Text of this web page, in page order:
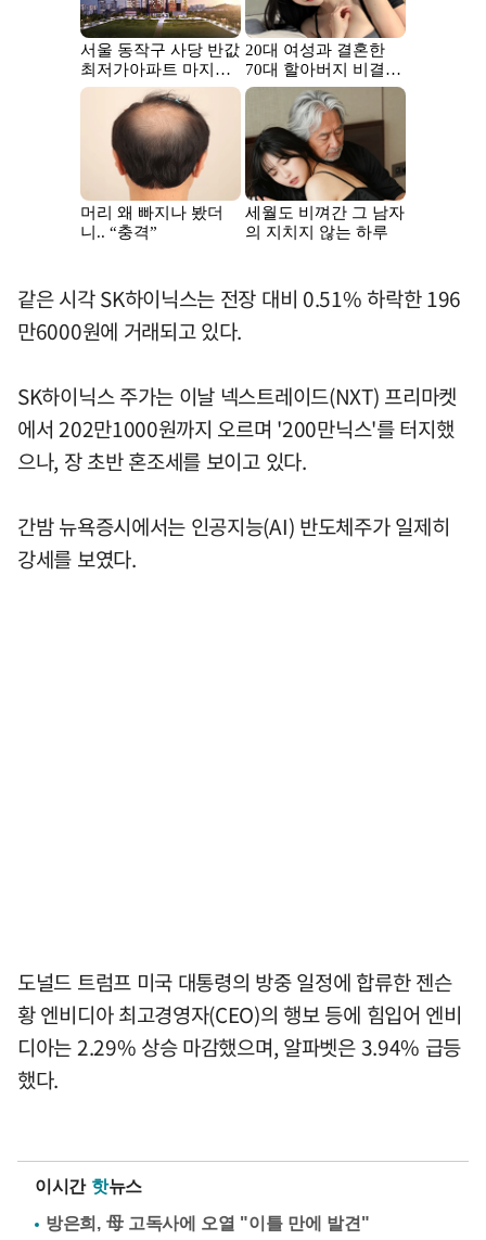
같은 시각 SK하이닉스는 전장 대비 0.51% 하락한 196
만6000원에 거래되고 있다.
SK하이닉스 주가는 이날 넥스트레이드(NXT) 프리마켓
에서 202만1000원까지 오르며 '200만닉스'를 터지했
으나, 장 초반 혼조세를 보이고 있다.
간밤 뉴욕증시에서는 인공지능(AI) 반도체주가 일제히
강세를 보였다.
도널드 트럼프 미국 대통령의 방중 일정에 합류한 젠슨
황 엔비디아 최고경영자(CEO)의 행보 등에 힘입어 엔비
디아는 2.29% 상승 마감했으며, 알파벳은 3.94% 급등
했다.
이시간 핫뉴스
방은희, 母 고독사에 오열 "이틀 만에 발견"